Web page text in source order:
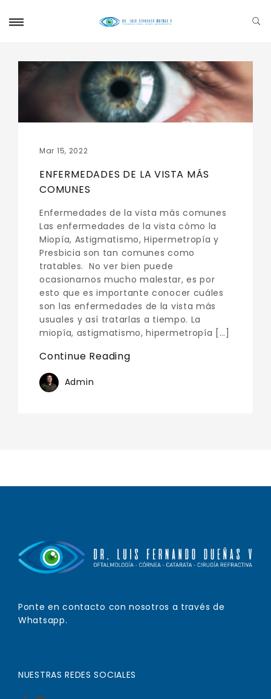
Mar 15, 2022
ENFERMEDADES DE LA VISTA MÁS
COMUNES
Enfermedades de la vista más comunes
Las enfermedades de la vista cómo la
Miopía, Astigmatismo, Hipermetropía y
Presbicia son tan comunes como
tratables. No ver bien puede
ocasionarnos mucho malestar, es por
esto que es importante conocer cuáles
son las enfermedades de la vista más
usuales y así tratarlas a tiempo. La
miopía, astigmatismo, hipermetropía […]
Continue Reading
Admin
Ponte en contacto con nosotros a través de
Whatsapp.
NUESTRAS REDES SOCIALES